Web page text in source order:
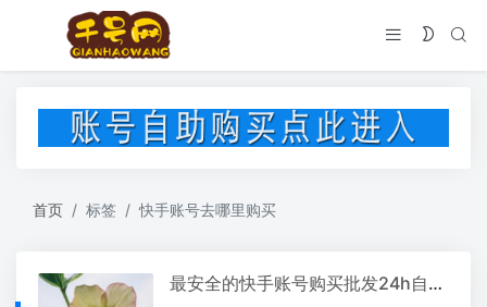
首页 标签 快手账号去哪里购买
最安全的快手账号购买批发24h自助发卡网